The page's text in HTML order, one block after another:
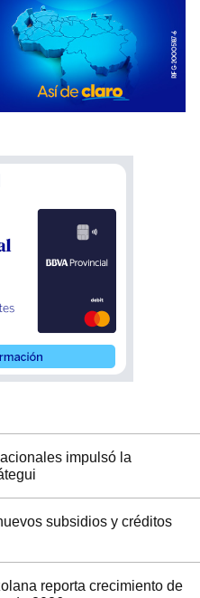
impulsó la
subsidios y créditos
reporta crecimiento de